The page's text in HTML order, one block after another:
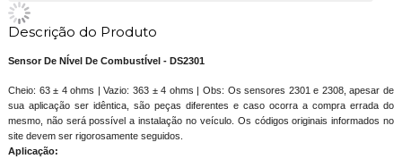
Descrição do Produto
Sensor De NÍvel De CombustÍvel - DS2301
Cheio: 63 ± 4 ohms | Vazio: 363 ± 4 ohms | Obs: Os sensores 2301 e 2308, apesar de
sua aplicação ser idêntica, são peças diferentes e caso ocorra a compra errada do
mesmo, não será possível a instalação no veículo. Os códigos originais informados no
site devem ser rigorosamente seguidos.
Aplicação: